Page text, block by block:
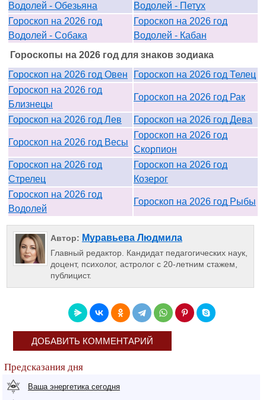
Водолей - Обезьяна
Водолей - Петух
Гороскоп на 2026 год
Водолей - Собака
Гороскоп на 2026 год
Водолей - Кабан
Гороскопы на 2026 год для знаков зодиака
Гороскоп на 2026 год Овен
Гороскоп на 2026 год Телец
Гороскоп на 2026 год
Близнецы
Гороскоп на 2026 год Рак
Гороскоп на 2026 год Лев Гороскоп на 2026 год Дева
Гороскоп на 2026 год Весы
Гороскоп на 2026 год
Скорпион
Гороскоп на 2026 год
Стрелец
Гороскоп на 2026 год
Козерог
Гороскоп на 2026 год
Водолей
Гороскоп на 2026 год Рыбы
Автор: Муравьева Людмила
Главный редактор. Кандидат педагогических наук,
доцент, психолог, астролог с 20-летним стажем,
публицист.
ДОБАВИТЬ КОММЕНТАРИЙ
Предсказания дня
Ваша энергетика сегодня